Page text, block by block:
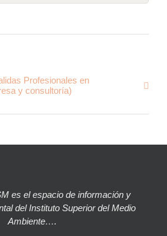
Profesionales en
y consultoría)
es el espacio de información y
del Instituto Superior del Medio
Ambiente….